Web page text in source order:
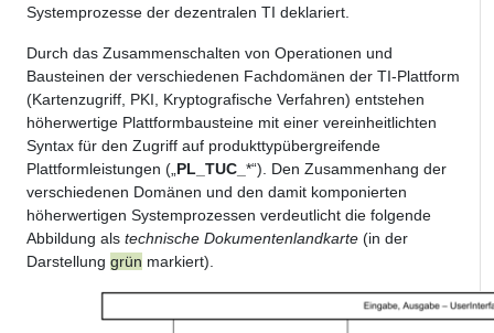
Systemprozesse der dezentralen TI deklariert.
Durch das Zusammenschalten von Operationen und
Bausteinen der verschiedenen Fachdomänen der TI-Plattform
(Kartenzugriff, PKI, Kryptografische Verfahren) entstehen
höherwertige Plattformbausteine mit einer vereinheitlichten
Syntax für den Zugriff auf produkttypübergreifende
Plattformleistungen („PL_TUC_ *“). Den Zusammenhang der
verschiedenen Domänen und den damit komponierten
höherwertigen Systemprozessen verdeutlicht die folgende
Abbildung als technische Dokumentenlandkarte (in der
Darstellung grün markiert).